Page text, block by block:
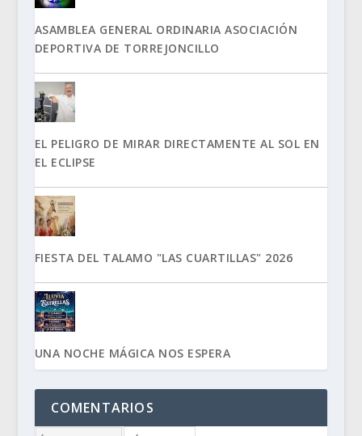
ASAMBLEA GENERAL ORDINARIA ASOCIACIÓN
DEPORTIVA DE TORREJONCILLO
EL PELIGRO DE MIRAR DIRECTAMENTE AL SOL EN
EL ECLIPSE
FIESTA DEL TALAMO "LAS CUARTILLAS" 2026
UNA NOCHE MÁGICA NOS ESPERA
COMENTARIOS